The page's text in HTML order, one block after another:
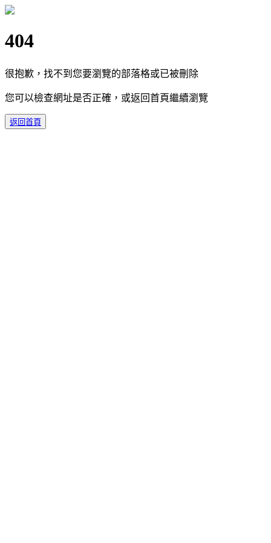
404
很抱歉，找不到您要瀏覽的部落格或已被刪除
您可以檢查網址是否正確，或返回首頁繼續瀏覽
返回首頁